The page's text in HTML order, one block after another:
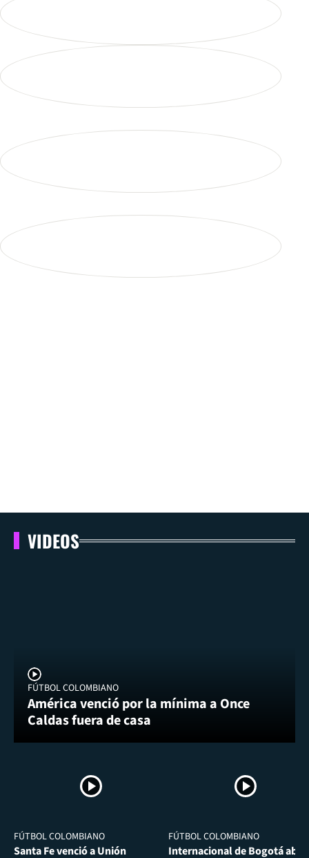
VIDEOS
FÚTBOL COLOMBIANO
América venció por la mínima a Once
Caldas fuera de casa
FÚTBOL COLOMBIANO
Santa Fe venció a Unión
FÚTBOL COLOMBIANO
Internacional de Bogotá